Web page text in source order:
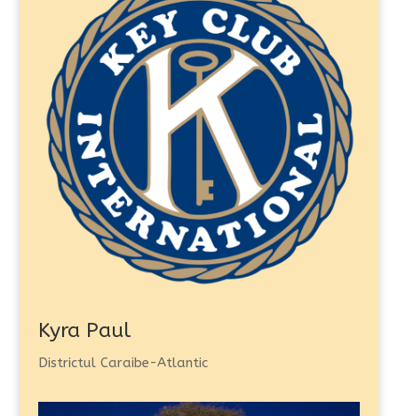
Kyra Paul
Districtul Caraibe-Atlantic